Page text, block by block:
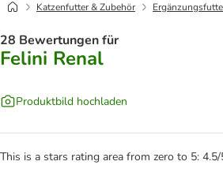
Katzenfutter & Zubehör
28 Bewertungen für
Felini Renal
Produktbild hochladen
This is a stars rating area from zero to 5: